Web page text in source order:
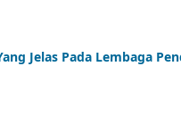
Jelas Pada Lembaga